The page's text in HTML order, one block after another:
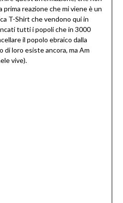
prima reazione che mi viene è un
T-Shirt che vendono qui in
tutti i popoli che in 3000
il popolo ebraico dalla
di loro esiste ancora, ma Am
vive).